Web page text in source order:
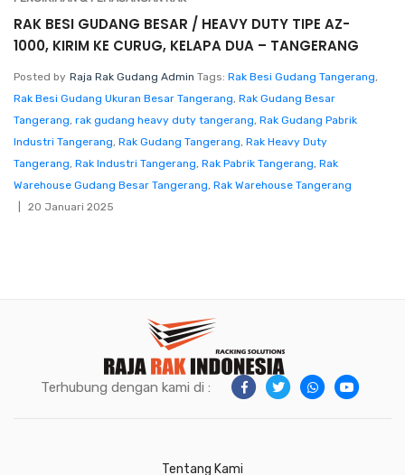
RAK BESI GUDANG BESAR / HEAVY DUTY TIPE AZ-
1000, KIRIM KE CURUG, KELAPA DUA – TANGERANG
Posted by Raja Rak Gudang Admin Tags: Rak Besi Gudang Tangerang,
Rak Besi Gudang Ukuran Besar Tangerang, Rak Gudang Besar
Tangerang, rak gudang heavy duty tangerang, Rak Gudang Pabrik
Industri Tangerang, Rak Gudang Tangerang, Rak Heavy Duty
Tangerang, Rak Industri Tangerang, Rak Pabrik Tangerang, Rak
Warehouse Gudang Besar Tangerang, Rak Warehouse Tangerang
20 Januari 2025
Terhubung dengan kami di :
Tentang Kami